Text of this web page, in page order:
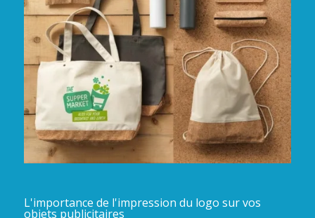
L'importance de l'impression du logo sur vos
objets publicitaires